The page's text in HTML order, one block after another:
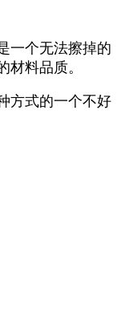
一个无法擦掉的
料品质。
方式的一个不好